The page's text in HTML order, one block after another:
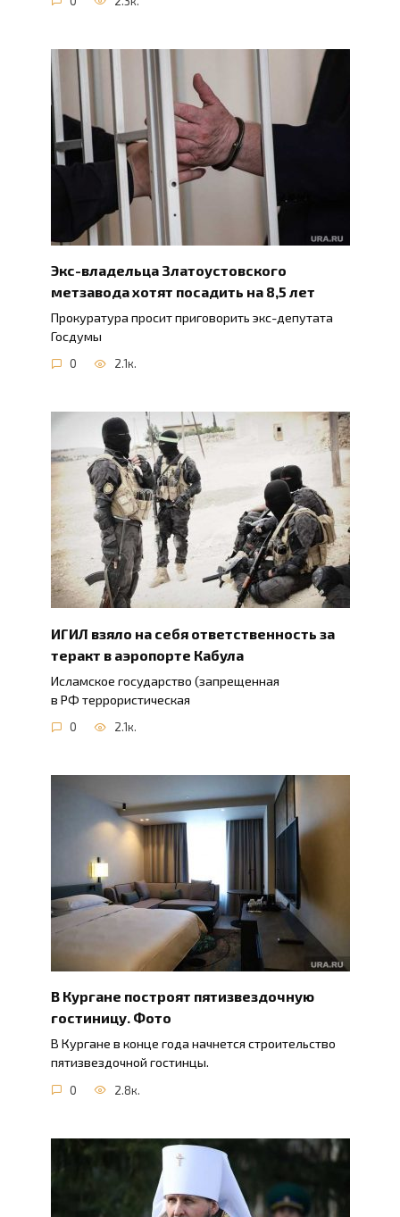
Экс-владельца Златоустовского
метзавода хотят посадить на 8,5 лет
Прокуратура просит приговорить экс-депутата
Госдумы
0 2.1к.
ИГИЛ взяло на себя ответственность за
теракт в аэропорте Кабула
Исламское государство (запрещенная
в РФ террористическая
0 2.1к.
В Кургане построят пятизвездочную
гостиницу. Фото
В Кургане в конце года начнется строительство
пятизвездочной гостинцы.
0 2.8к.